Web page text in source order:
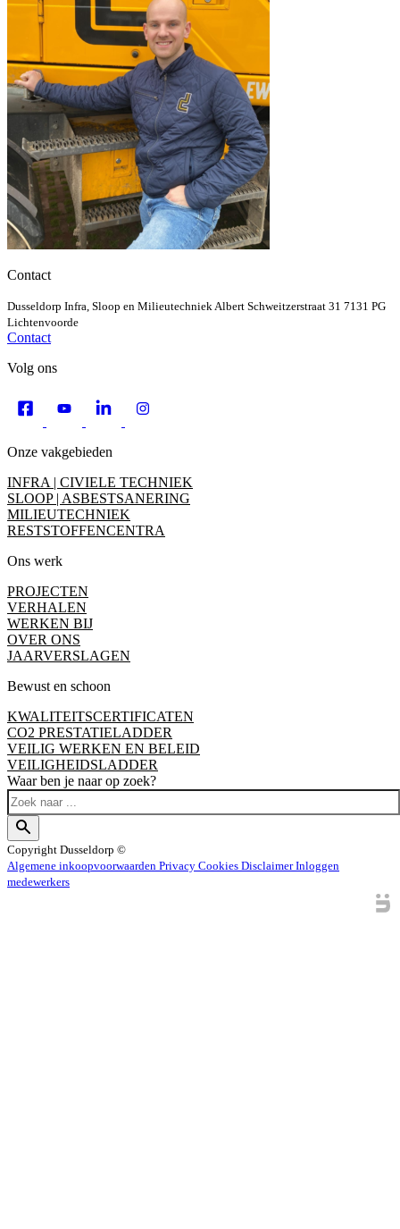
Contact
Dusseldorp Infra, Sloop en Milieutechniek Albert Schweitzerstraat 31 7131 PG
Lichtenvoorde
Contact
Volg ons
Onze vakgebieden
INFRA | CIVIELE TECHNIEK
SLOOP | ASBESTSANERING
MILIEUTECHNIEK
RESTSTOFFENCENTRA
Ons werk
PROJECTEN
VERHALEN
WERKEN BIJ
OVER ONS
JAARVERSLAGEN
Bewust en schoon
KWALITEITSCERTIFICATEN
CO2 PRESTATIELADDER
VEILIG WERKEN EN BELEID
VEILIGHEIDSLADDER
Waar ben je naar op zoek?
Copyright Dusseldorp ©
Algemene inkoopvoorwaarden Privacy Cookies DisclaimerInloggen
medewerkers